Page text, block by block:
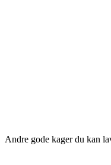
Andre gode kager du kan